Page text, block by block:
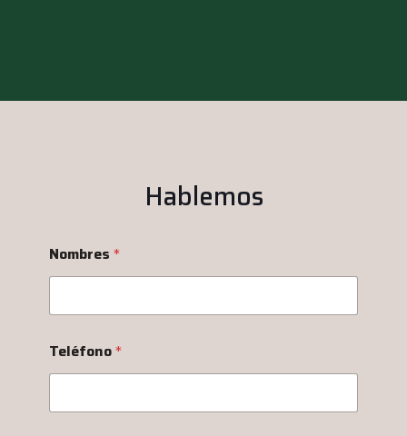
Hablemos
Nombres *
Teléfono*